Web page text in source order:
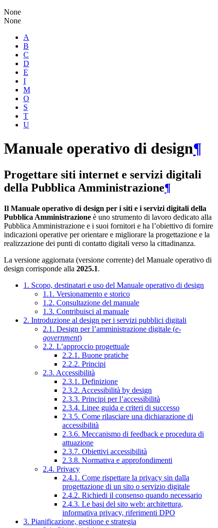
None
None
A
B
C
D
E
I
M
O
S
T
U
Manuale operativo di design¶
Progettare siti internet e servizi digitali
della Pubblica Amministrazione¶
Il Manuale operativo di design per i siti e i servizi digitali della
Pubblica Amministrazione è uno strumento di lavoro dedicato alla
Pubblica Amministrazione e i suoi fornitori e ha l’obiettivo di fornire
indicazioni operative per orientare e migliorare la progettazione e la
realizzazione dei punti di contatto digitali verso la cittadinanza.
La versione aggiornata (versione corrente) del Manuale operativo di
design corrisponde alla 2025.1.
1. Scopo, destinatari e uso del Manuale operativo di design
1.1. Versionamento e storico
1.2. Consultazione del manuale
1.3. Contribuisci al manuale
2. Introduzione al design per i servizi pubblici digitali
2.1. Design per l’amministrazione digitale (e-
government)
2.2. L’approccio progettuale
2.2.1. Buone pratiche
2.2.2. Principi
2.3. Accessibilità
2.3.1. Definizione
2.3.2. Accessibilità by design
2.3.3. Principi per l’accessibilità
2.3.4. Linee guida e criteri di successo
2.3.5. Come rilasciare una dichiarazione di
accessibilità
2.3.6. Meccanismo di feedback e procedura di
attuazione
2.3.7. Obiettivi accessibilità
2.3.8. Normativa e approfondimenti
2.4. Privacy
2.4.1. Come rispettare la privacy sin dalla
progettazione di un sito o servizio digitale
2.4.2. Richiedi il consenso quando necessario
2.4.3. Le basi del sito web: architettura,
informativa privacy, riferimenti DPO
3. Pianificazione, gestione e strategia